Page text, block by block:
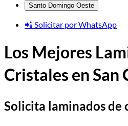
Santo Domingo Oeste
📲 Solicitar por WhatsApp
Los Mejores
Cristales en San
Solicita laminados de